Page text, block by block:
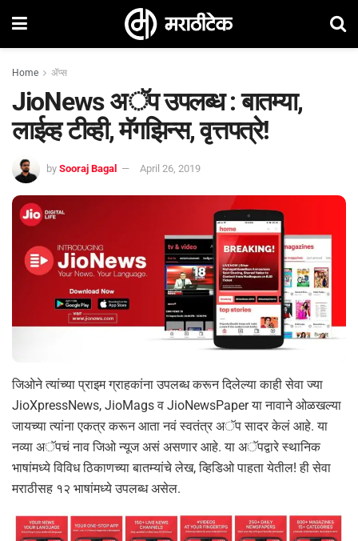
Home ॲप्स
JioNews अॅप उपलब्ध : बातम्या,
लाईव्ह टीव्ही, मॅगझिन्स, वृत्तपत्रे!
by Sooraj Bagal April 26, 2019
जिओने त्यांच्या प्राइम ग्राहकांना उपलब्ध करून दिलेल्या काही सेवा ज्या
JioXpressNews, JioMags व JioNewsPaper या नावाने ओळखल्या
जायच्या त्यांना एकत्र करून आता नवं स्वतंत्र अॅप सादर केलं आहे. या
नव्या अॅपचं नाव जिओ न्यूज असं असणार आहे. या अॅपद्वारे स्थानिक
भाषांमध्ये विविध ठिकाणच्या बातम्यांचे लेख, व्हिडिओ पाहता येतील! ही सेवा
मराठीसह १२ भाषांमध्ये उपलब्ध असेल.